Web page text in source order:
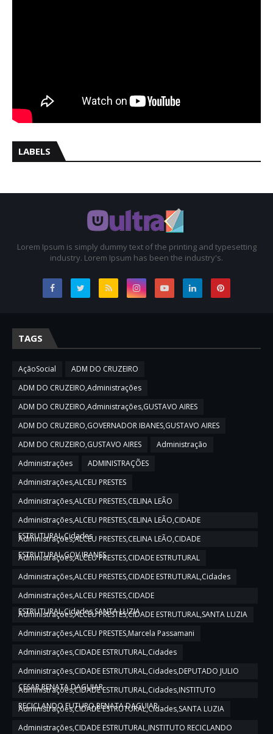
LABELS
Lorem Ipsum is simply dummy text of the printing and typesetting
industry. Lorem Ipsum has been the industry's.
TAGS
AçãoSocial
ADM DO CRUZEIRO
ADM DO CRUZEIRO,Administrações
ADM DO CRUZEIRO,Administrações,GUSTAVO AIRES
ADM DO CRUZEIRO,GOVERNADOR IBANES,GUSTAVO AIRES
ADM DO CRUZEIRO,GUSTAVO AIRES
Administração
Administrações
ADMINISTRAÇÕES
Administrações,ALCEU PRESTES
Administrações,ALCEU PRESTES,CELINA LEÃO
Administrações,ALCEU PRESTES,CELINA LEÃO,CIDADE
ESTRUTURAL,Cidades
Administrações,ALCEU PRESTES,CELINA LEÃO,CIDADE
ESTRUTURAL,GOV IBANES
Administrações,ALCEU PRESTES,CIDADE ESTRUTURAL
Administrações,ALCEU PRESTES,CIDADE ESTRUTURAL,Cidades
Administrações,ALCEU PRESTES,CIDADE
ESTRUTURAL,Cidades,SANTA LUZIA
Administrações,ALCEU PRESTES,CIDADE ESTRUTURAL,SANTA LUZIA
Administrações,ALCEU PRESTES,Marcela Passamani
Administrações,CIDADE ESTRUTURAL,Cidades
Administrações,CIDADE ESTRUTURAL,Cidades,DEPUTADO JULIO
CESAR,RENATA DAGUIAR
Administrações,CIDADE ESTRUTURAL,Cidades,INSTITUTO
RECICLANDO FUTURO,RENATA DAGUIAR
Administrações,CIDADE ESTRUTURAL,Cidades,SANTA LUZIA
Administrações,CIDADE ESTRUTURAL,INSTITUTO RECICLANDO